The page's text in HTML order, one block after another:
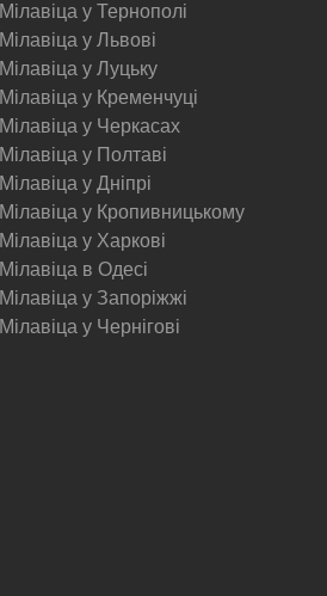
Мілавіца у Тернополі
Мілавіца у Львові
Мілавіца у Луцьку
Мілавіца у Кременчуці
Мілавіца у Черкасах
Мілавіца у Полтаві
Мілавіца у Дніпрі
Мілавіца у Кропивницькому
Мілавіца у Харкові
Мілавіца в Одесі
Мілавіца у Запоріжжі
Мілавіца у Чернігові